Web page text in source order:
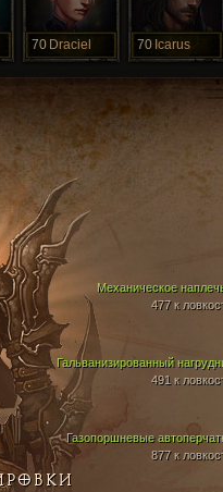
70 Draciel 70 Icarus
Гальванизированный
491 к
Газопоршневые
877 к
Механическое
477 к